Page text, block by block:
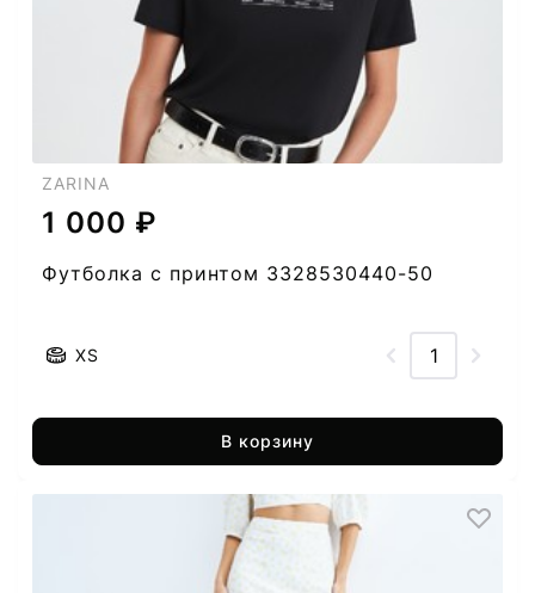
ZARINA
1 000 ₽
Футболка с принтом 3328530440-50
XS
В корзину